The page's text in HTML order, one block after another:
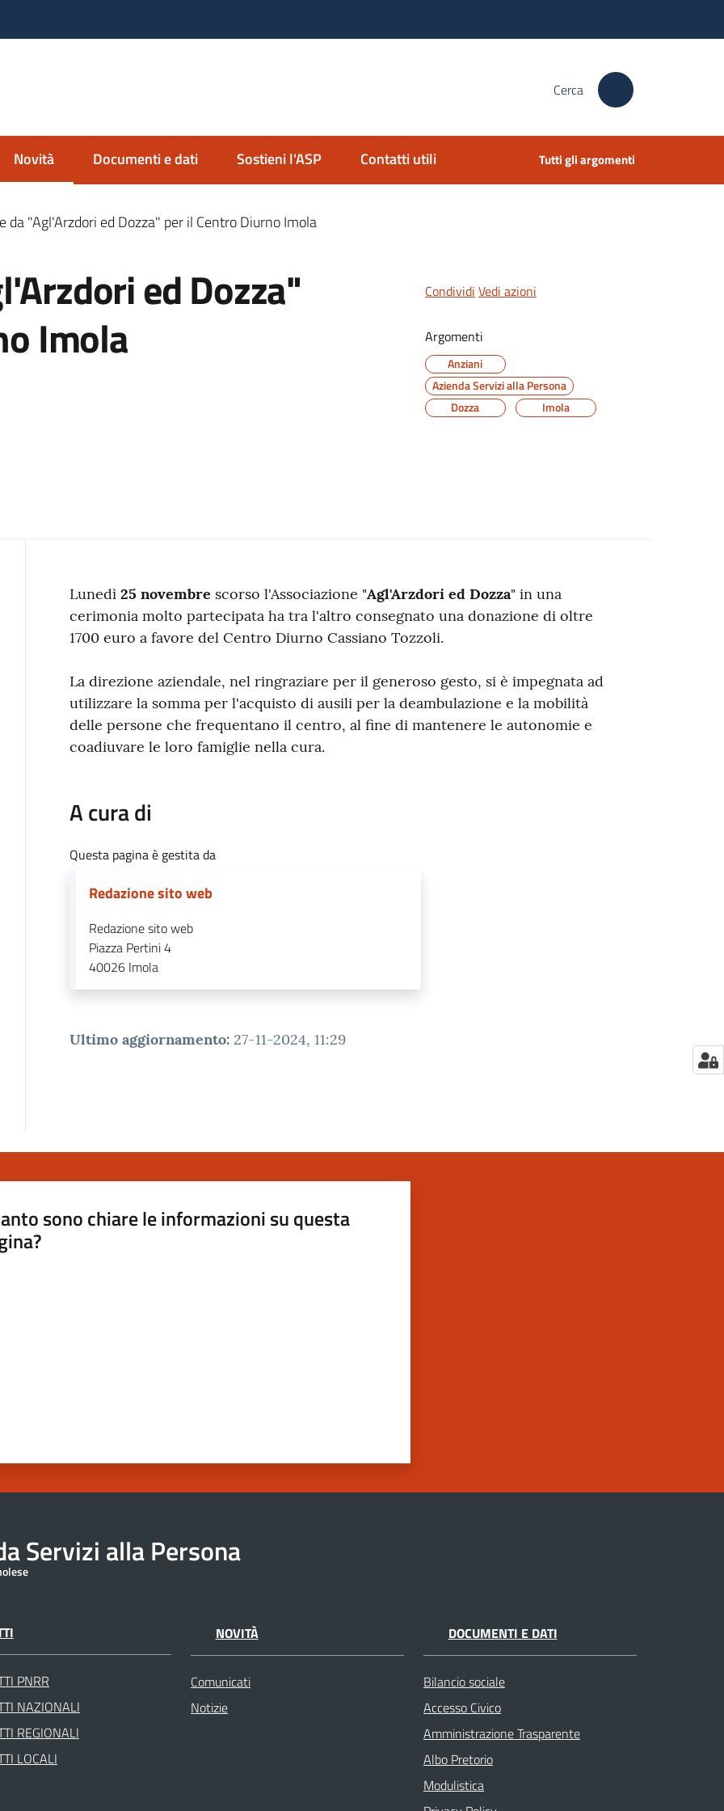
Cerca
Novità
Menu selezionatoDocumenti e dati Sostieni l'ASP Contatti utili Tutti gli argomenti
da "Agl'Arzdori ed Dozza" per il Centro Diurno Imola
ed Dozza"
Imola
Condividi Vedi azioni
Argomenti
Anziani
Azienda Servizi alla Persona
Dozza
Imola
Contenuto
Lunedì 25 novembre scorso l'Associazione "Agl'Arzdori ed Dozza" in una
cerimonia molto partecipata ha tra l'altro consegnato una donazione di oltre
1700 euro a favore del Centro Diurno Cassiano Tozzoli.
La direzione aziendale, nel ringraziare per il generoso gesto, si è impegnata ad
utilizzare la somma per l'acquisto di ausili per la deambulazione e la mobilità
delle persone che frequentano il centro, al fine di mantenere le autonomie e
coadiuvare le loro famiglie nella cura.
A cura di
Questa pagina è gestita da
Redazione sito web
Redazione sito web
Piazza Pertini 4
40026 Imola
Ultimo aggiornamento: 27-11-2024, 11:29
sono chiare le informazioni su questa
Servizi alla Persona
PNRR
NAZIONALI
REGIONALI
LOCALI
NOVITÀ
Comunicati
Notizie
DOCUMENTI E DATI
Bilancio sociale
Accesso Civico
Amministrazione Trasparente
Albo Pretorio
Modulistica